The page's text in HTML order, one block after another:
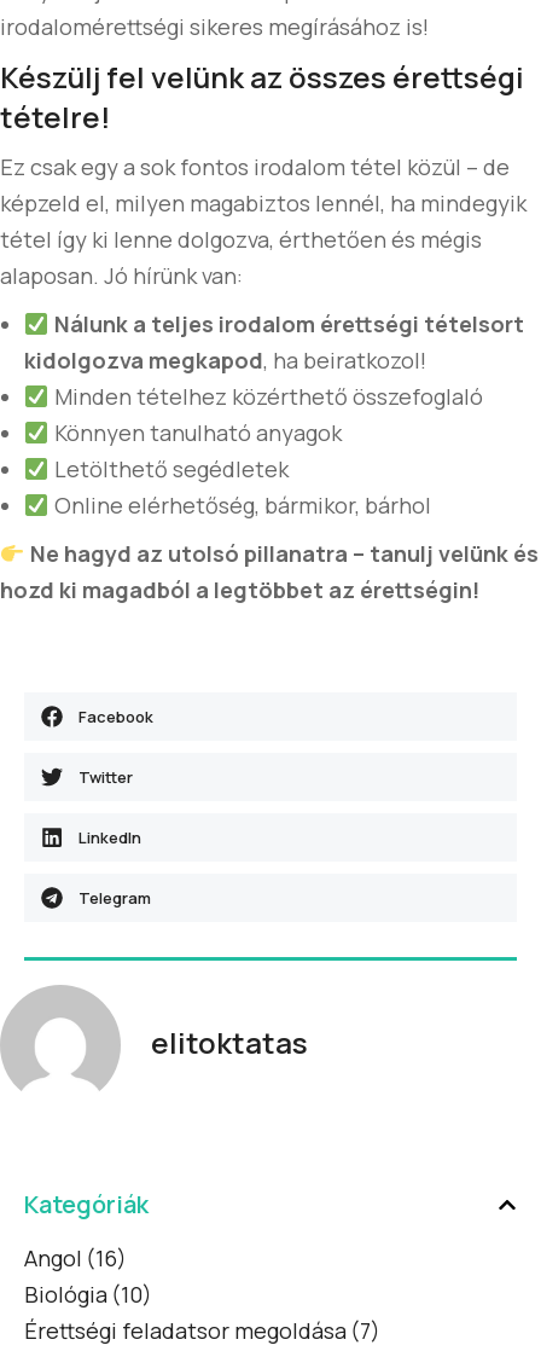
irodalomérettségi sikeres megírásához is!
Készülj fel velünk az összes érettségi
tételre!
Ez csak egy a sok fontos irodalom tétel közül – de
képzeld el, milyen magabiztos lennél, ha mindegyik
tétel így ki lenne dolgozva, érthetően és mégis
alaposan. Jó hírünk van:
Nálunk a teljes irodalom érettségi tételsort
kidolgozva megkapod, ha beiratkozol!
Minden tételhez közérthető összefoglaló
Könnyen tanulható anyagok
Letölthető segédletek
Online elérhetőség, bármikor, bárhol
Ne hagyd az utolsó pillanatra – tanulj velünk és
hozd ki magadból a legtöbbet az érettségin!
Facebook
Twitter
LinkedIn
Telegram
elitoktatas
Kategóriák
Angol (16)
Biológia (10)
Érettségi feladatsor megoldása (7)